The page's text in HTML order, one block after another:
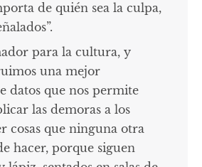
de quién sea la culpa,
para la cultura, y
una mejor
datos que nos permite
las demoras a los
cosas que ninguna otra
hacer, porque siguen